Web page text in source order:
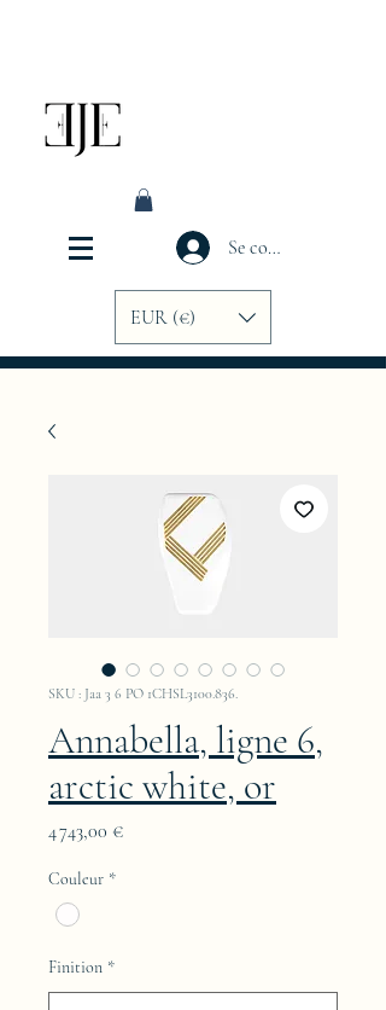
Se connecter
EUR (€)
SKU : Jaa 3 6 PO 1CHSL3100.836.
Annabella, ligne 6,
arctic white, or
4 743,00 €Prix
Couleur *
Finition *